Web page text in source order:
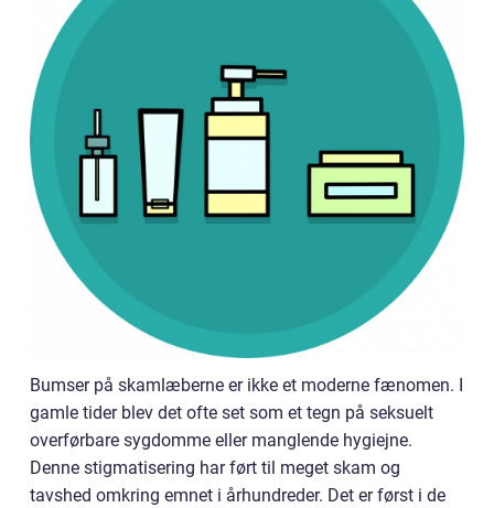
Bumser på skamlæberne er ikke et moderne fænomen. I
gamle tider blev det ofte set som et tegn på seksuelt
overførbare sygdomme eller manglende hygiejne.
Denne stigmatisering har ført til meget skam og
tavshed omkring emnet i århundreder. Det er først i de